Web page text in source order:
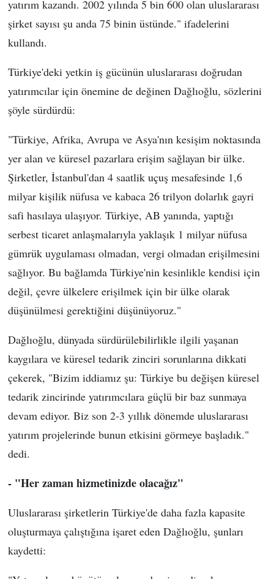
yatırım kazandı. 2002 yılında 5 bin 600 olan uluslararası
şirket sayısı şu anda 75 binin üstünde." ifadelerini
kullandı.
Türkiye'deki yetkin iş gücünün uluslararası doğrudan
yatırımcılar için önemine de değinen Dağlıoğlu, sözlerini
şöyle sürdürdü:
"Türkiye, Afrika, Avrupa ve Asya'nın kesişim noktasında
yer alan ve küresel pazarlara erişim sağlayan bir ülke.
Şirketler, İstanbul'dan 4 saatlik uçuş mesafesinde 1,6
milyar kişilik nüfusa ve kabaca 26 trilyon dolarlık gayri
safi hasılaya ulaşıyor. Türkiye, AB yanında, yaptığı
serbest ticaret anlaşmalarıyla yaklaşık 1 milyar nüfusa
gümrük uygulaması olmadan, vergi olmadan erişilmesini
sağlıyor. Bu bağlamda Türkiye'nin kesinlikle kendisi için
değil, çevre ülkelere erişilmek için bir ülke olarak
düşünülmesi gerektiğini düşünüyoruz."
Dağlıoğlu, dünyada sürdürülebilirlikle ilgili yaşanan
kaygılara ve küresel tedarik zinciri sorunlarına dikkati
çekerek, "Bizim iddiamız şu: Türkiye bu değişen küresel
tedarik zincirinde yatırımcılara güçlü bir baz sunmaya
devam ediyor. Biz son 2-3 yıllık dönemde uluslararası
yatırım projelerinde bunun etkisini görmeye başladık."
dedi.
- "Her zaman hizmetinizde olacağız"
Uluslararası şirketlerin Türkiye'de daha fazla kapasite
oluşturmaya çalıştığına işaret eden Dağlıoğlu, şunları
kaydetti: